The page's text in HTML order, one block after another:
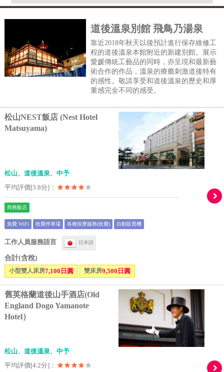
道後溫泉別館 飛鳥乃湯泉
靠近2018年秋天以後預計進行保存維修工
程的道後溫泉本館附近的新建別館。展示
愛媛傳統工藝品的同時，亦呈現和最新藝
術合作的作品，溫泉的療癒刺激道後特有
的感性。敬請享受和道後溫泉的歷史和厚
重感完全不同的感受。
松山NEST飯店 (Nest Hotel
Matsuyama)
松山、道後溫泉、中予
平均評價[3.8分]：
商務飯店
免費 WiFi 收費停車場 各種按摩服務(收費) 自動販賣機
工作人員服務語言 日本語
合計(含稅)
小型雙人床房7,100日圓 雙床房9,500日圓
舊英格蘭道後山手酒店(Old
England Dogo Yamanote
Hotel）
松山、道後溫泉、中予
平均評價[4.2分]：